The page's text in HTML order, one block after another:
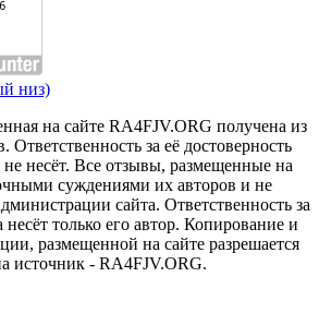
на сайте RA4FJV.ORG получена из
за её достоверность
несёт. Все отзывы, размещенные на
суждениями их авторов и не
сайта. Ответственность за
несёт только его автор. Копирование и
размещенной на сайте разрешается
источник - RA4FJV.ORG.